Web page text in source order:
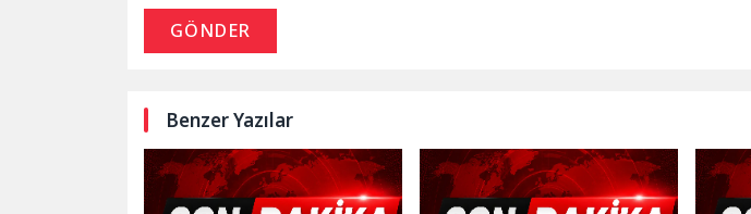
GÖNDER
Benzer Yazılar